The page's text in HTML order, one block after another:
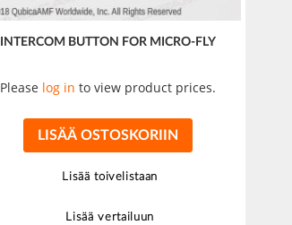
INTERCOM BUTTON FOR MICRO-FLY
Please log in to view product prices.
LISÄÄ OSTOSKORIIN
Lisää toivelistaan
Lisää vertailuun